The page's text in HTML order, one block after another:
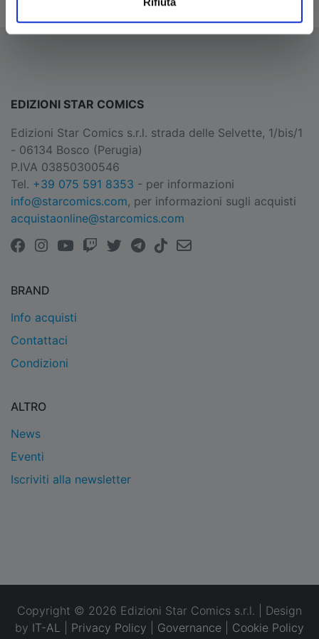
EDIZIONI STAR COMICS
Edizioni Star Comics s.r.l. strada delle Selvette, 1/bis/1
- 06134 Bosco (Perugia)
P.IVA 03850300546
Tel. +39 075 591 8353 - per informazioni
info@starcomics.com, per informazioni sugli acquisti
acquistaonline@starcomics.com
BRAND
Info acquisti
Contattaci
Condizioni
ALTRO
News
Eventi
Iscriviti alla newsletter
Copyright © 2026 Edizioni Star Comics s.r.l. | Design
by IT-AL Privacy Policy Governance Cookie Policy